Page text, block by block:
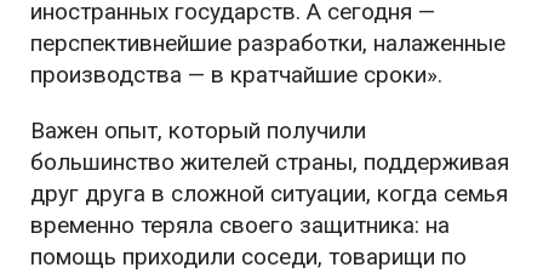
иностранных государств. А сегодня —
перспективнейшие разработки, налаженные
производства — в кратчайшие сроки».
Важен опыт, который получили
большинство жителей страны, поддерживая
друг друга в сложной ситуации, когда семья
временно теряла своего защитника: на
помощь приходили соседи, товарищи по